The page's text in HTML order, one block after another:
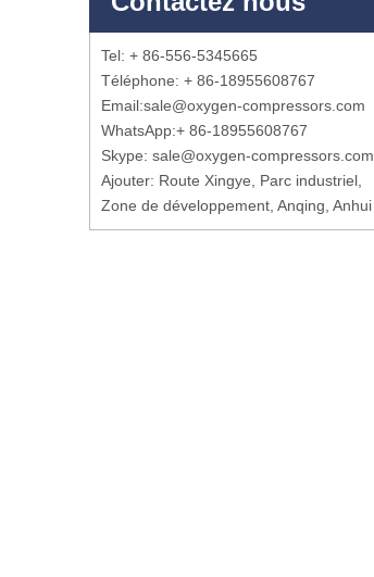
Tel: + 86-556-5345665
Téléphone: + 86-18955608767
Email:sale@oxygen-compressors.com
WhatsApp:+ 86-18955608767
Skype: sale@oxygen-compressors.com
Ajouter: Route Xingye, Parc industriel,
Zone de développement, Anqing, Anhui